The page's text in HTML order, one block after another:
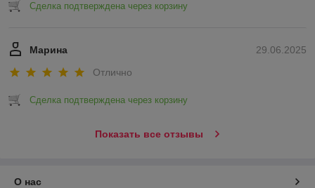
Сделка подтверждена через корзину
29.06.2025
Марина
Отлично
Сделка подтверждена через корзину
Показать все отзывы
О нас